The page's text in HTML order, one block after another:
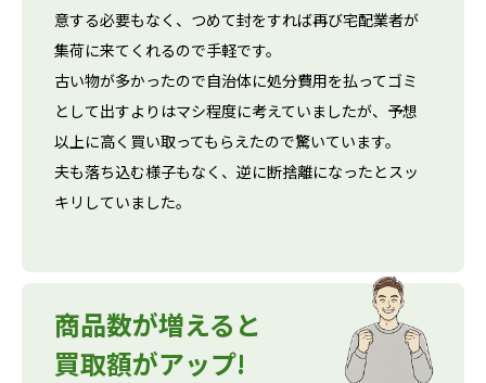
意する必要もなく、つめて封をすれば再び宅配業者が
集荷に来てくれるので手軽です。
古い物が多かったので自治体に処分費用を払ってゴミ
として出すよりはマシ程度に考えていましたが、予想
以上に高く買い取ってもらえたので驚いています。
夫も落ち込む様子もなく、逆に断捨離になったとスッ
キリしていました。
商品数が増えると
買取額がアップ!